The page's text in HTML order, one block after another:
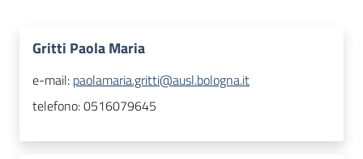
Gritti Paola Maria
e-mail: paolamaria.gritti@ausl.bologna.it
telefono:0516079645